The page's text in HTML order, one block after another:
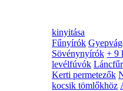
kinyitása
Fűnyírók
Sövénynyírók + 9
levélfúvók
Kerti permetezők
kocsik tömlőkhöz